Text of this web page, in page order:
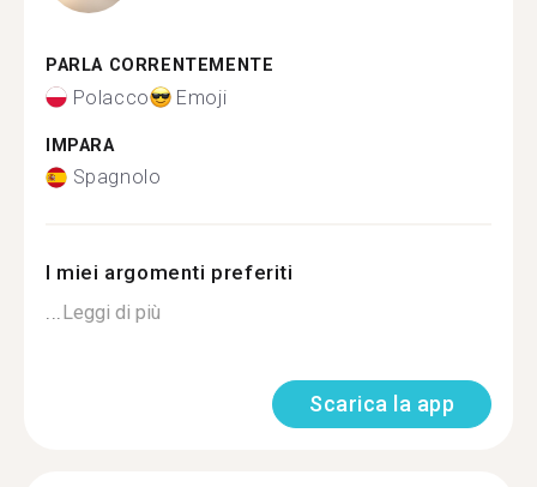
PARLA CORRENTEMENTE
Polacco Emoji
IMPARA
Spagnolo
I miei argomenti preferiti
...Leggi di più
Scarica la app